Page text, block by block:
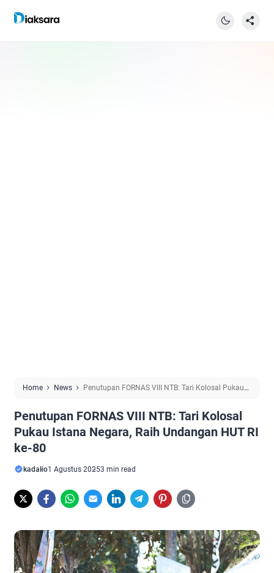
Home News
Penutupan FORNAS VIII NTB: Tari Kolosal Pukau
Penutupan FORNAS VIII NTB: Tari Kolosal
Pukau Istana Negara, Raih Undangan HUT RI
ke-80
kadalio1 Agustus 20253 min read